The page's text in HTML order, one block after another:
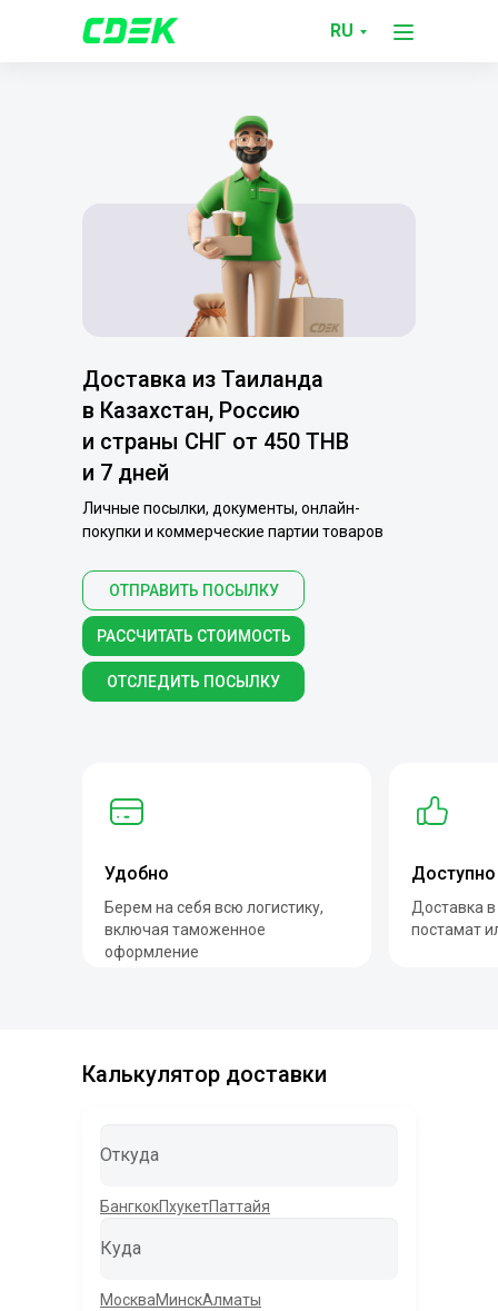
RU
Личные посылки, документы, онлайн-
покупки и коммерческие партии товаров
Доставка из Таиланда
в Казахстан, Россию
и страны СНГ от 450 THB
и 7 дней
ОТПРАВИТЬ ПОСЫЛКУ
РАССЧИТАТЬ СТОИМОСТЬ
ОТСЛЕДИТЬ ПОСЫЛКУ
Удобно
Берем на себя всю логистику,
включая таможенное
оформление
Доступно
Доставка
постамат
Калькулятор доставки
Откуда
БангкокПхукетПаттайя
Куда
МоскваМинскАлматы